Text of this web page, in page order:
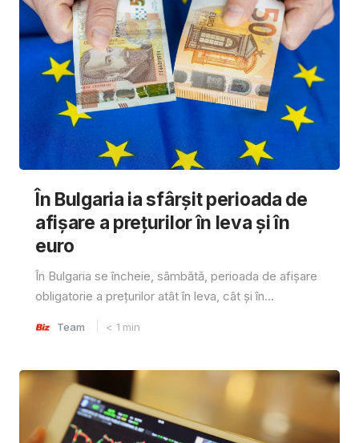
În Bulgaria ia sfârşit perioada de
afișare a prețurilor în ​​leva și în
euro
În Bulgaria se încheie, sâmbătă, perioada de afișare
obligatorie a prețurilor atât în ​​leva, cât și în...
Team < 1 min